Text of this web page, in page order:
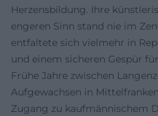
Herzensbildung. Ihre
engeren Sinn stand nie im
entfaltete sich vielmehr in
und einem sicheren Gespür
Frühe Jahre zwischen
Aufgewachsen in
Zugang zu kaufmännischem